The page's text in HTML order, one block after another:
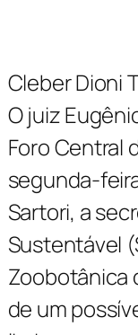
Cleber Dioni
O juiz
Foro Central
segunda-
Sartori, a
Sustentável
Zoobotânica
de um